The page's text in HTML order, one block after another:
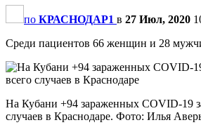
по КРАСНОДАР1 в 27 Июл, 2020
Среди пациентов 66 женщин и 28
На Кубани +94 зараженных COVID-19
случаев в Краснодаре. Фото: Илья